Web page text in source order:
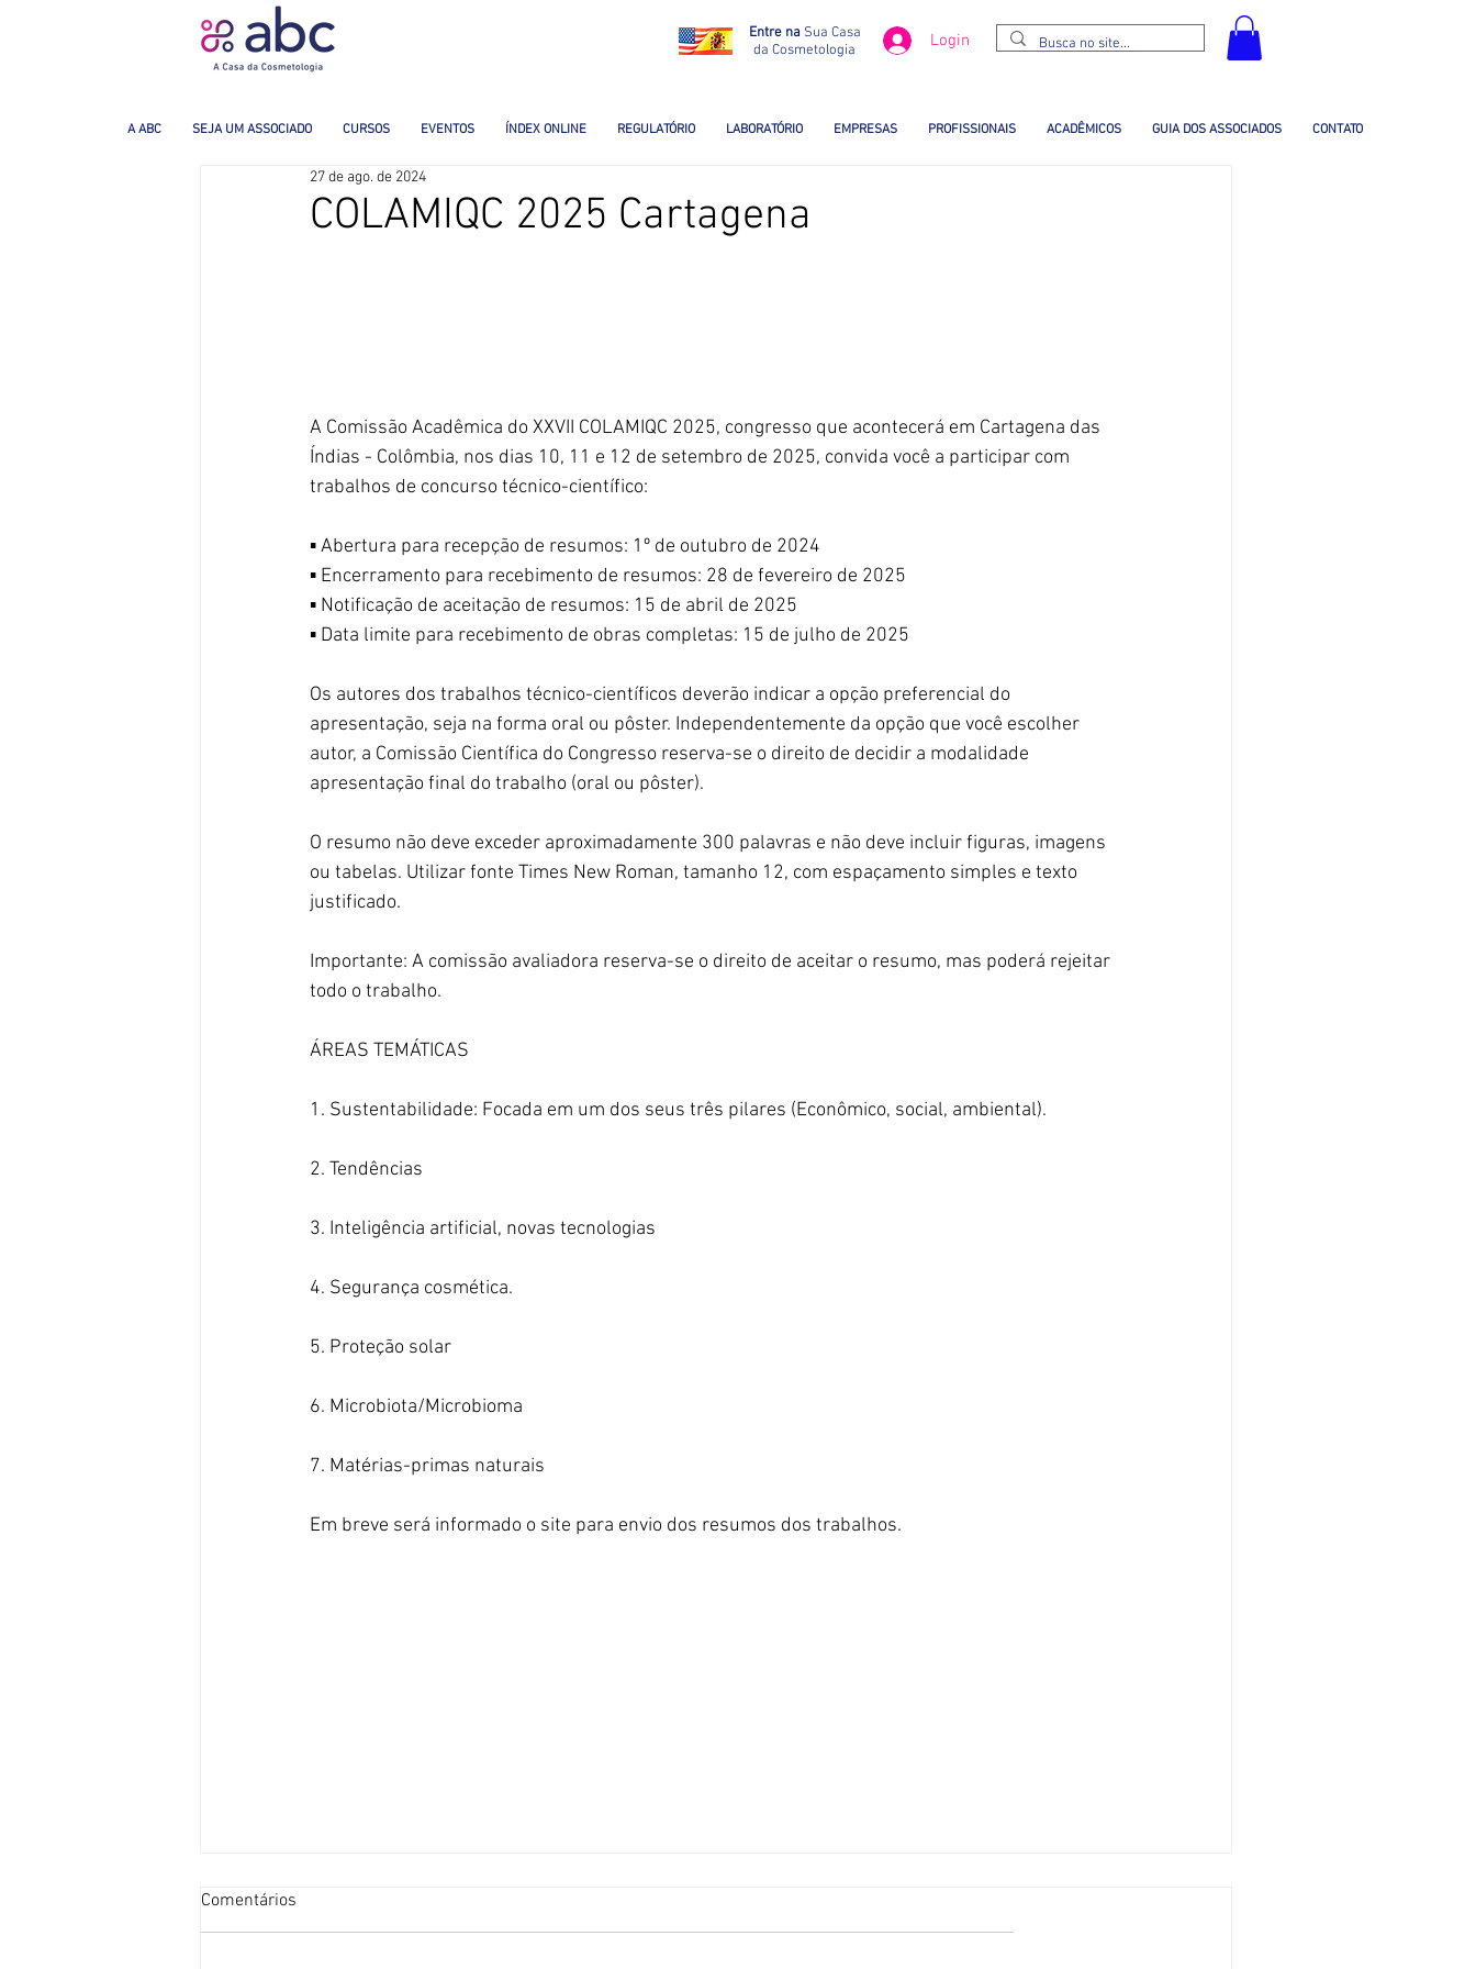
Entre na Sua Casa
da Cosmetologia
Login
A ABC SEJA UM ASSOCIADO CURSOS EVENTOS ÍNDEX ONLINE REGULATÓRIO LABORATÓRIO EMPRESAS PROFISSIONAIS ACADÊMICOS GUIA DOS ASSOCIADOS CONTATO
COLAMIQC 2025 Cartagena
27 de ago. de 2024
A Comissão Acadêmica do XXVII COLAMIQC 2025, congresso que acontecerá em Cartagena das
Índias - Colômbia, nos dias 10, 11 e 12 de setembro de 2025, convida você a participar com
trabalhos de concurso técnico-científico:
▪ Abertura para recepção de resumos: 1º de outubro de 2024
▪ Encerramento para recebimento de resumos: 28 de fevereiro de 2025
▪ Notificação de aceitação de resumos: 15 de abril de 2025
▪ Data limite para recebimento de obras completas: 15 de julho de 2025
Os autores dos trabalhos técnico-científicos deverão indicar a opção preferencial do
apresentação, seja na forma oral ou pôster. Independentemente da opção que você escolher
autor, a Comissão Científica do Congresso reserva-se o direito de decidir a modalidade
apresentação final do trabalho (oral ou pôster).
O resumo não deve exceder aproximadamente 300 palavras e não deve incluir figuras, imagens
ou tabelas. Utilizar fonte Times New Roman, tamanho 12, com espaçamento simples e texto
justificado.
Importante: A comissão avaliadora reserva-se o direito de aceitar o resumo, mas poderá rejeitar
todo o trabalho.
ÁREAS TEMÁTICAS
1. Sustentabilidade: Focada em um dos seus três pilares (Econômico, social, ambiental).
2. Tendências
3. Inteligência artificial, novas tecnologias
4. Segurança cosmética.
5. Proteção solar
6. Microbiota/Microbioma
7. Matérias-primas naturais
Em breve será informado o site para envio dos resumos dos trabalhos.
Comentários